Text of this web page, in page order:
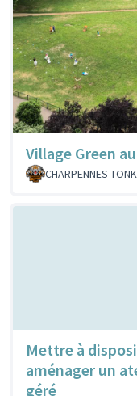
Village Green
CHARPENNES
Mettre à
aménager un
géré